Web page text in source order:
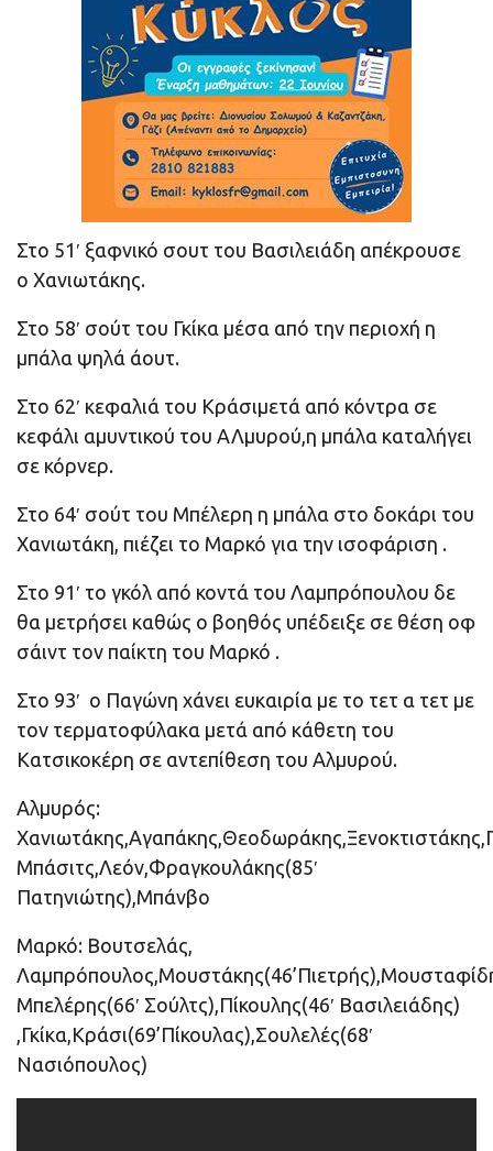
Στο 51′ ξαφνικό σουτ του Βασιλειάδη απέκρουσε
ο Χανιωτάκης.
Στο 58′ σούτ του Γκίκα μέσα από την περιοχή η
μπάλα ψηλά άουτ.
Στο 62′ κεφαλιά του Κράσιμετά από κόντρα σε
κεφάλι αμυντικού του ΑΛμυρού,η μπάλα καταλήγει
σε κόρνερ.
Στο 64′ σούτ του Μπέλερη η μπάλα στο δοκάρι του
Χανιωτάκη, πιέζει το Μαρκό για την ισοφάριση .
Στο 91′ το γκόλ από κοντά του Λαμπρόπουλου δε
θα μετρήσει καθώς ο βοηθός υπέδειξε σε θέση οφ
σάιντ τον παίκτη του Μαρκό .
Στο 93′ ο Παγώνη χάνει ευκαιρία με το τετ α τετ με
τον τερματοφύλακα μετά από κάθετη του
Κατσικοκέρη σε αντεπίθεση του Αλμυρού.
Αλμυρός:
Μπάσιτς,Λεόν,Φραγκουλάκης(85′
Πατηνιώτης),Μπάνβο
Μαρκό: Βουτσελάς,
Μπελέρης(66′ Σούλτς),Πίκουλης(46′ Βασιλειάδης)
,Γκίκα,Κράσι(69’Πίκουλας),Σουλελές(68′
Νασιόπουλος)